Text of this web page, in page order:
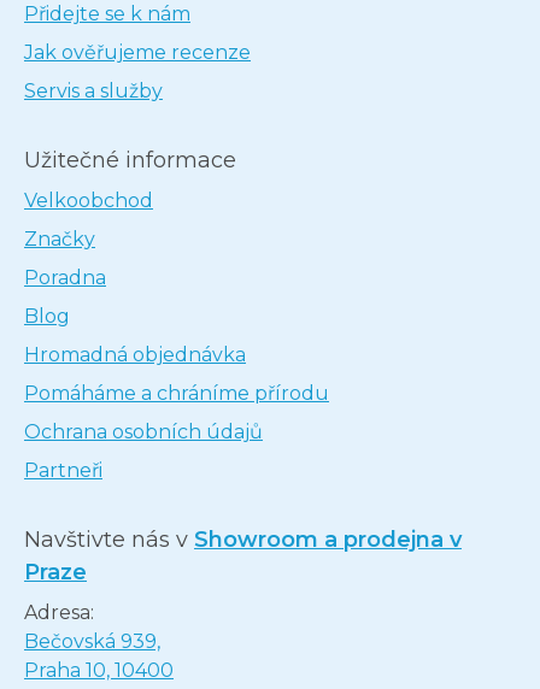
Přidejte se k nám
Jak ověřujeme recenze
Servis a služby
Užitečné informace
Velkoobchod
Značky
Poradna
Blog
Hromadná objednávka
Pomáháme a chráníme přírodu
Ochrana osobních údajů
Partneři
Navštivte nás v Showroom a prodejna v
Praze
Adresa:
Bečovská 939,
Praha 10, 10400